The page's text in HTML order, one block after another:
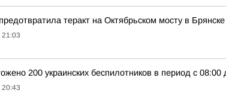
теракт на Октябрьском мосту в Брянске
21:03
200 украинских беспилотников в период с
20:43